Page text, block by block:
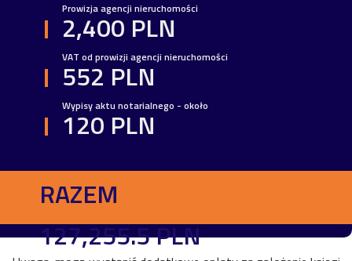
Prowizja agencji nieruchomości
2,400 PLN
VAT od prowizji agencji nieruchomości
552 PLN
Wypisy aktu notarialnego - około
120 PLN
RAZEM
127,255.5 PLN